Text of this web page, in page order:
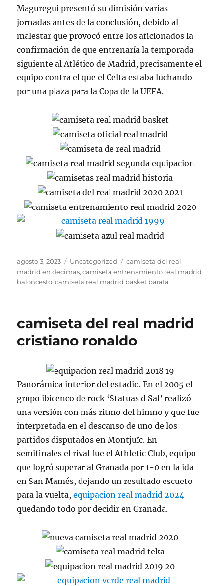
Maguregui presentó su dimisión varias
jornadas antes de la conclusión, debido al
malestar que provocó entre los aficionados la
confirmación de que entrenaría la temporada
siguiente al Atlético de Madrid, precisamente el
equipo contra el que el Celta estaba luchando
por una plaza para la Copa de la UEFA.
Publicado
el
agosto 3, 2023 Categorías
Uncategorized Etiquetas
camiseta del real
madrid en decimas,camiseta entrenamiento real madrid
baloncesto,camiseta real madrid basket barata
camiseta del real madrid
cristiano ronaldo
Panorámica interior del estadio. En el 2005 el
grupo ibicenco de rock ‘Statuas d Sal’ realizó
una versión con más ritmo del himno y que fue
interpretada en el descanso de uno de los
partidos disputados en Montjuïc. En
semifinales el rival fue el Athletic Club, equipo
que logró superar al Granada por 1-0 en la ida
en San Mamés, dejando un resultado escueto
para la vuelta,equipacion real madrid 2024
quedando todo por decidir en Granada.